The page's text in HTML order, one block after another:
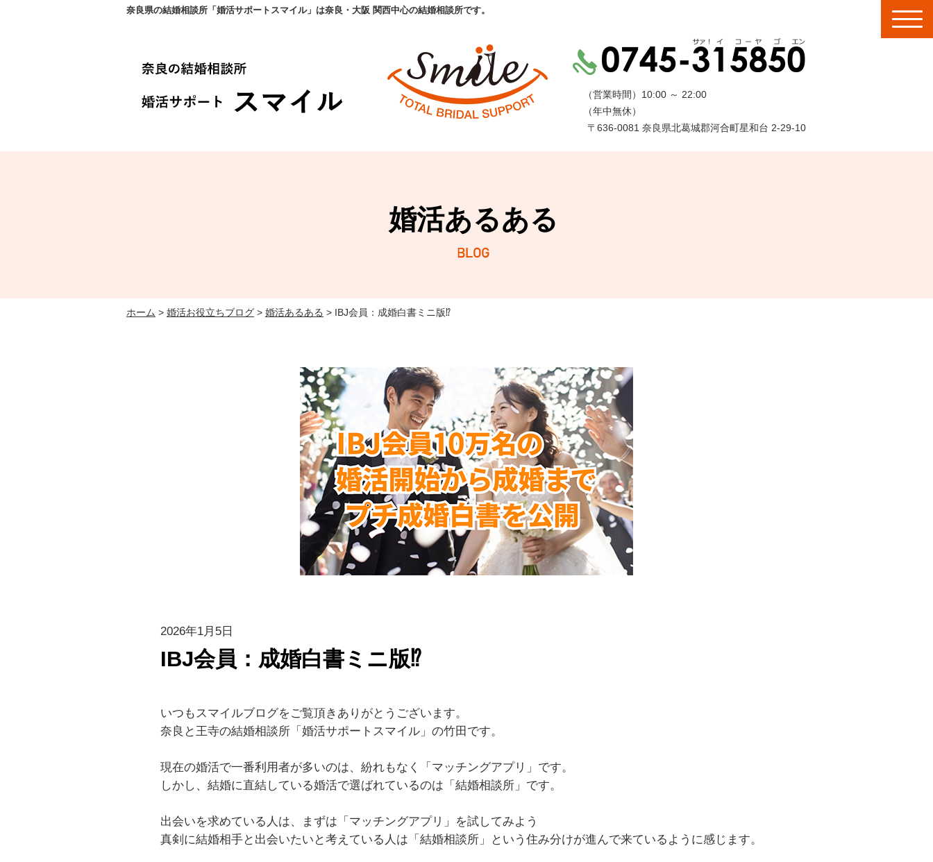
奈良県の結婚相談所「婚活サポートスマイル」は奈良・大阪 関西中心の結婚相談所です。
（営業時間） 10:00 ～ 22:00
（年中無休）
〒636-0081 奈良県北葛城郡河合町星和台 2-29-10
婚活あるある
ホーム > 婚活お役立ちブログ > 婚活あるある > IBJ会員：成婚白書ミニ版⁉
2026年1月5日
IBJ会員：成婚白書ミニ版⁉
いつもスマイルブログをご覧頂きありがとうございます。
奈良と王寺の結婚相談所「婚活サポートスマイル」の竹田です。
現在の婚活で一番利用者が多いのは、紛れもなく「マッチングアプリ」です。
しかし、結婚に直結している婚活で選ばれているのは「結婚相談所」です。
出会いを求めている人は、まずは「マッチングアプリ」を試してみよう
真剣に結婚相手と出会いたいと考えている人は「結婚相談所」という住み分けが進んで来ているように感じます。